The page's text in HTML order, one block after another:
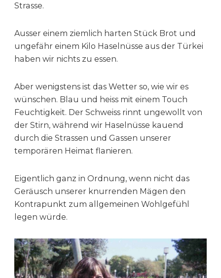
Strasse.
Ausser einem ziemlich harten Stück Brot und
ungefähr einem Kilo Haselnüsse aus der Türkei
haben wir nichts zu essen.
Aber wenigstens ist das Wetter so, wie wir es
wünschen. Blau und heiss mit einem Touch
Feuchtigkeit. Der Schweiss rinnt ungewollt von
der Stirn, während wir Haselnüsse kauend
durch die Strassen und Gassen unserer
temporären Heimat flanieren.
Eigentlich ganz in Ordnung, wenn nicht das
Geräusch unserer knurrenden Mägen den
Kontrapunkt zum allgemeinen Wohlgefühl
legen würde.